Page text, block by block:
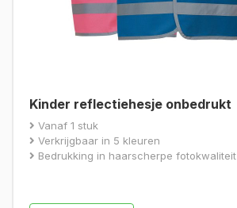
Kinder reflectiehesje onbedrukt
Vanaf 1 stuk
Verkrijgbaar in 5 kleuren
Bedrukking in haarscherpe fotokwaliteit